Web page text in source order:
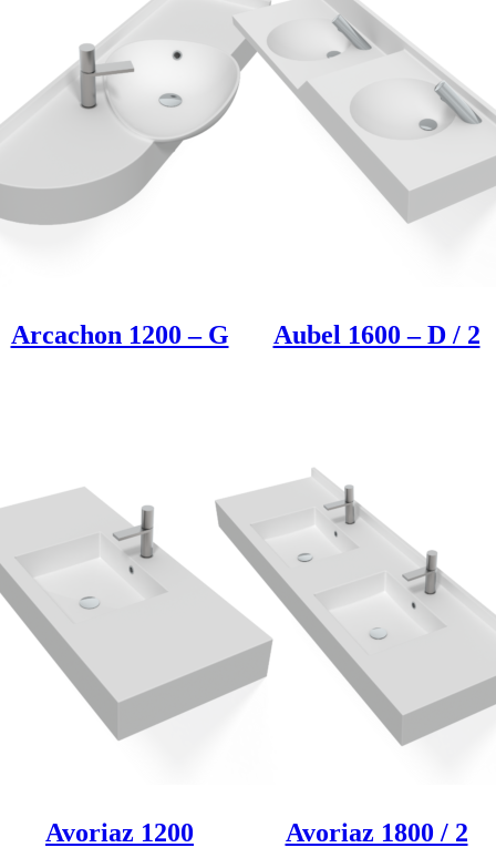
Arcachon 1200 – G Aubel 1600 – D / 2
Avoriaz 1200 Avoriaz 1800 / 2